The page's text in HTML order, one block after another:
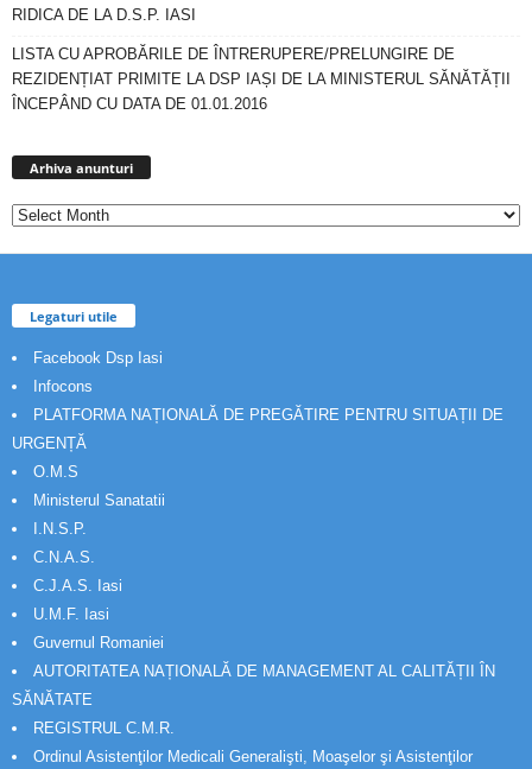
RIDICA DE LA D.S.P. IASI
LISTA CU APROBĂRILE DE ÎNTRERUPERE/PRELUNGIRE DE
REZIDENȚIAT PRIMITE LA DSP IAȘI DE LA MINISTERUL SĂNĂTĂȚII
ÎNCEPÂND CU DATA DE 01.01.2016
Arhiva anunturi
Legaturi utile
Facebook Dsp Iasi
Infocons
PLATFORMA NAȚIONALĂ DE PREGĂTIRE PENTRU SITUAȚII DE
URGENȚĂ
O.M.S
Ministerul Sanatatii
I.N.S.P.
C.N.A.S.
C.J.A.S. Iasi
U.M.F. Iasi
Guvernul Romaniei
AUTORITATEA NAȚIONALĂ DE MANAGEMENT AL CALITĂȚII ÎN
SĂNĂTATE
REGISTRUL C.M.R.
Ordinul Asistenţilor Medicali Generalişti, Moaşelor şi Asistenţilor